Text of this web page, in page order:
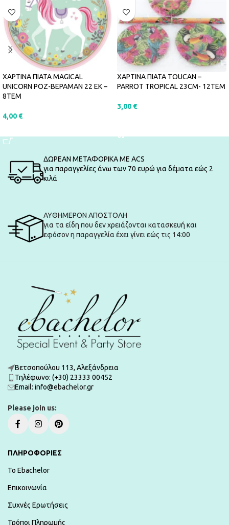
ΧΑΡΤΙΝΑ ΠΙΑΤΑ MAGICAL
UNICORN ΡΟΖ-ΒΕΡΑΜΑΝ 22 ΕΚ –
8ΤΕΜ
4,00 €
ΧΑΡΤΙΝΑ ΠΙΑΤΑ TOUCAN –
PARROT TROPICAL 23CM- 12ΤΕΜ
3,00 €
ΔΩΡΕΑΝ ΜΕΤΑΦΟΡΙΚΑ ΜΕ ACS
για παραγγελίες άνω των 70 ευρώ για δέματα εώς 2
κιλά
ΑΥΘΗΜΕΡΟΝ ΑΠΟΣΤΟΛΗ
για τα είδη που δεν χρειάζονται κατασκευή και
εφόσον η παραγγελία έχει γίνει εώς τις 14:00
Βετσοπούλου 113, Αλεξάνδρεια
Τηλέφωνο: (+30) 23333 00452
Εmail: info@ebachelor.gr
Please join us:
ΠΛΗΡΟΦΟΡΙΕΣ
To Ebachelor
Επικοινωνία
Συχνές Ερωτήσεις
Τρόποι Πληρωμής